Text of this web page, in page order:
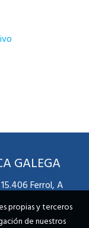
GALEGA
Ferrol, A
propias y terceros
de nuestros